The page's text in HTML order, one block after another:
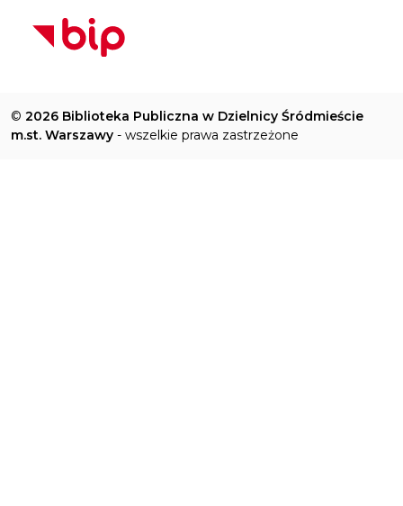
© 2026 Biblioteka Publiczna w Dzielnicy Śródmieście
m.st. Warszawy - wszelkie prawa zastrzeżone